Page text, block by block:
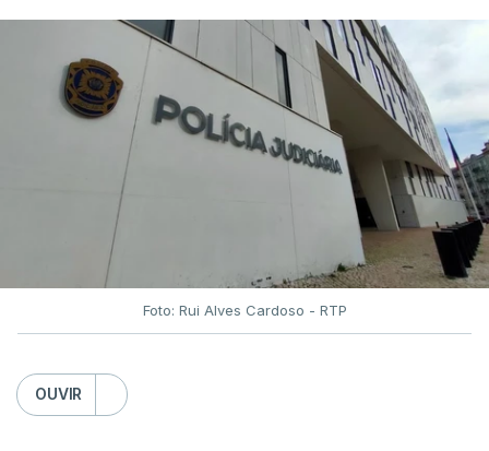
Foto: Rui Alves Cardoso - RTP
OUVIR